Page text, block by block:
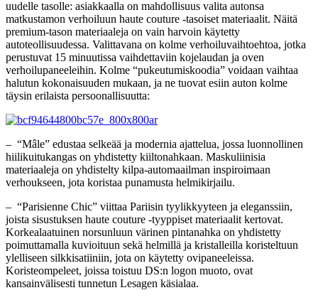
uudelle tasolle: asiakkaalla on mahdollisuus valita autonsa
matkustamon verhoiluun haute couture -tasoiset materiaalit. Näitä
premium-tason materiaaleja on vain harvoin käytetty
autoteollisuudessa. Valittavana on kolme verhoiluvaihtoehtoa, jotka
perustuvat 15 minuutissa vaihdettaviin kojelaudan ja oven
verhoilupaneeleihin. Kolme “pukeutumiskoodia” voidaan vaihtaa
halutun kokonaisuuden mukaan, ja ne tuovat esiin auton kolme
täysin erilaista persoonallisuutta:
– “Mâle” edustaa selkeää ja modernia ajattelua, jossa luonnollinen
hiilikuitukangas on yhdistetty kiiltonahkaan. Maskuliinisia
materiaaleja on yhdistelty kilpa-automaailman inspiroimaan
verhoukseen, jota koristaa punamusta helmikirjailu.
– “Parisienne Chic” viittaa Pariisin tyylikkyyteen ja eleganssiin,
joista sisustuksen haute couture -tyyppiset materiaalit kertovat.
Korkealaatuinen norsunluun värinen pintanahka on yhdistetty
poimuttamalla kuvioituun sekä helmillä ja kristalleilla koristeltuun
ylelliseen silkkisatiiniin, jota on käytetty ovipaneeleissa.
Koristeompeleet, joissa toistuu DS:n logon muoto, ovat
kansainvälisesti tunnetun Lesagen käsialaa.